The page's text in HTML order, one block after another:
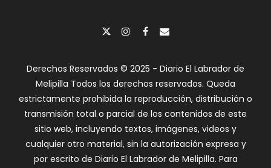
Derechos Reservados © 2025 - Diario El Labrador de
Melipilla Todos los derechos reservados. Queda
estrictamente prohibida la reproducción, distribución o
transmisión total o parcial de los contenidos de este
sitio web, incluyendo textos, imágenes, videos y
cualquier otro material, sin la autorización expresa y
por escrito de Diario El Labrador de Melipilla. Para